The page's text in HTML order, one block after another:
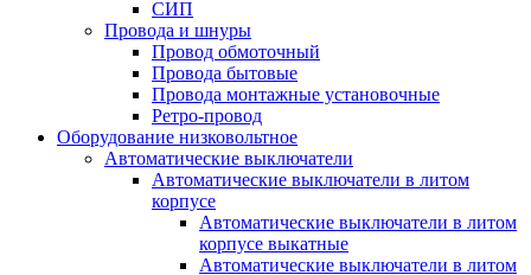
СИП
Провода и шнуры
Провод обмоточный
Провода бытовые
Провода монтажные установочные
Ретро-провод
Оборудование низковольтное
Автоматические выключатели
Автоматические выключатели в литом
корпусе
Автоматические выключатели в литом
корпусе выкатные
Автоматические выключатели в литом